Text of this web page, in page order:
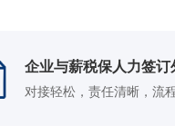
企业与薪税保人力签订
对接轻松，责任清晰，流